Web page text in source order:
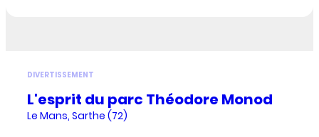
DIVERTISSEMENT
L'esprit du parc Théodore Monod
Le Mans, Sarthe (72)